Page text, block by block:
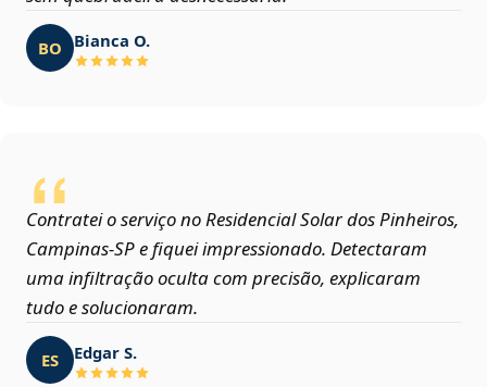
BO Bianca O.
Contratei o serviço no Residencial Solar dos Pinheiros,
Campinas‑SP e fiquei impressionado. Detectaram
uma infiltração oculta com precisão, explicaram
tudo e solucionaram.
ES Edgar S.